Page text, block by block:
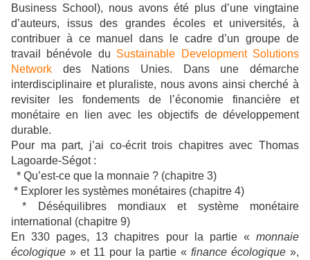
Business School), nous avons été plus d’une vingtaine
d’auteurs, issus des grandes écoles et universités, à
contribuer à ce manuel dans le cadre d’un groupe de
travail bénévole du Sustainable Development Solutions
Network des Nations Unies. Dans une démarche
interdisciplinaire et pluraliste, nous avons ainsi cherché à
revisiter les fondements de l’économie financière et
monétaire en lien avec les objectifs de développement
durable.
Pour ma part, j’ai co-écrit trois chapitres avec Thomas
Lagoarde-Ségot :
* Qu’est-ce que la monnaie ? (chapitre 3)
* Explorer les systèmes monétaires (chapitre 4)
* Déséquilibres mondiaux et système monétaire
international (chapitre 9)
En 330 pages, 13 chapitres pour la partie « monnaie
écologique » et 11 pour la partie « finance écologique »,